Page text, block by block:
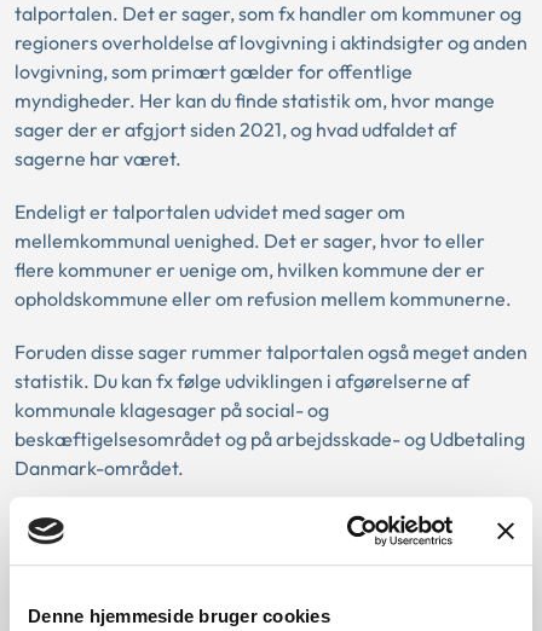
Denne hjemmeside bruger cookies
talportalen. Det er sager, som fx handler om kommuner og
regioners overholdelse af lovgivning i aktindsigter og anden
lovgivning, som primært gælder for offentlige
myndigheder. Her kan du finde statistik om, hvor mange
sager der er afgjort siden 2021, og hvad udfaldet af
sagerne har været.
Endeligt er talportalen udvidet med sager om
mellemkommunal uenighed. Det er sager, hvor to eller
flere kommuner er uenige om, hvilken kommune der er
opholdskommune eller om refusion mellem kommunerne.
Foruden disse sager rummer talportalen også meget anden
statistik. Du kan fx følge udviklingen i afgørelserne af
kommunale klagesager på social- og
beskæftigelsesområdet og på arbejdsskade- og Udbetaling
Danmark-området.
Talportalen er skabt, så du hurtigt kan danne dig et overblik
over blandt andet stadfæstelses- og omgørelsesprocenter
forskellige statistikker. Det er også muligt at overføre data